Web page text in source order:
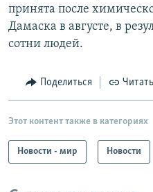
принята после
Дамаска в августе, в
сотни людей.
Поделиться
Этот контент также в категориях
Новости - мир Новости